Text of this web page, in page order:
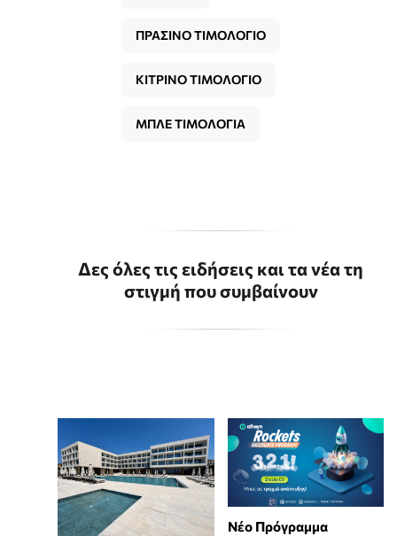
ΠΡΑΣΙΝΟ ΤΙΜΟΛΟΓΙΟ
ΚΙΤΡΙΝΟ ΤΙΜΟΛΟΓΙΟ
ΜΠΛΕ ΤΙΜΟΛΟΓΙΑ
Δες όλες τις ειδήσεις και τα νέα τη
στιγμή που συμβαίνουν
Νέο Πρόγραμμα